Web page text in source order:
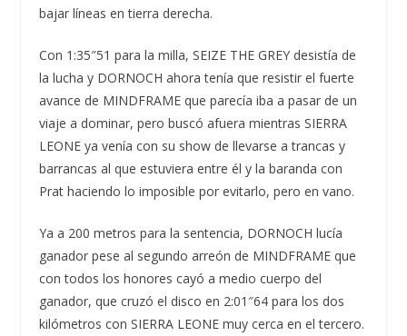
bajar líneas en tierra derecha.
Con 1:35″51 para la milla, SEIZE THE GREY desistía de
la lucha y DORNOCH ahora tenía que resistir el fuerte
avance de MINDFRAME que parecía iba a pasar de un
viaje a dominar, pero buscó afuera mientras SIERRA
LEONE ya venía con su show de llevarse a trancas y
barrancas al que estuviera entre él y la baranda con
Prat haciendo lo imposible por evitarlo, pero en vano.
Ya a 200 metros para la sentencia, DORNOCH lucía
ganador pese al segundo arreón de MINDFRAME que
con todos los honores cayó a medio cuerpo del
ganador, que cruzó el disco en 2:01″64 para los dos
kilómetros con SIERRA LEONE muy cerca en el tercero.